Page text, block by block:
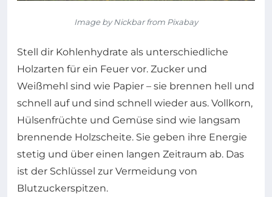
Image by Nickbar from Pixabay
Stell dir Kohlenhydrate als unterschiedliche
Holzarten für ein Feuer vor. Zucker und
Weißmehl sind wie Papier – sie brennen hell und
schnell auf und sind schnell wieder aus. Vollkorn,
Hülsenfrüchte und Gemüse sind wie langsam
brennende Holzscheite. Sie geben ihre Energie
stetig und über einen langen Zeitraum ab. Das
ist der Schlüssel zur Vermeidung von
Blutzuckerspitzen.